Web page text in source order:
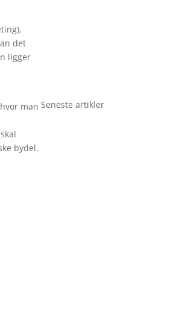
det
ligger
man
bydel.
Seneste artikler